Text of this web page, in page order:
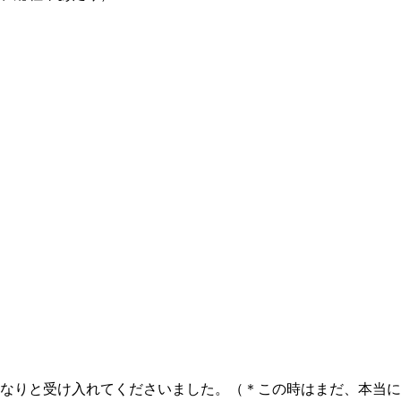
りと受け入れてくださいました。（＊この時はまだ、本当に